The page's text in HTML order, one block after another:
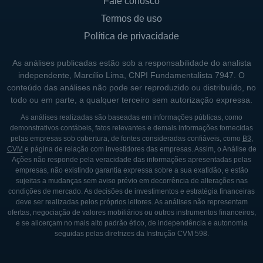
empresa tem se concentrado em aquisições
estratégicas de instituições de ensino,
diversificando seu portfólio de cursos. Essa
estratégia de crescimento ajudou a YDUQS
a se consolidar como uma referência na
buscando inovações e melhorias em suas
metodologias e processos de ensino.
Nos últimos anos, a YDUQS tem investido
fortemente em tecnologia para melhorar a
experiência de aprendizado, focando em
ambientes virtuais de aprendizado e
plataformas digitais que facilitam o acesso
Termos de uso
Política de privacidade
As análises publicadas estão sob a responsabilidade do analista
independente, Marcílio Lima, CNPI Fundamentalista 7947. O
conteúdo das análises não pode ser reproduzido ou distribuído, no
todo ou em parte, a qualquer terceiro sem autorização expressa.
As análises realizadas são baseadas em informações públicas, como
demonstrativos contábeis, fatos relevantes e demais informações fornecidas
pelas empresas sob cobertura, de fontes consideradas confiáveis, como B3,
CVM e página de relação com investidores das empresas. Assim, o Análise de
Ações não responde pela veracidade das informações apresentadas pelas
empresas, não existindo garantia expressa sobre a sua exatidão, e estão
sujeitas a mudanças sem aviso prévio em decorrência de alterações nas
condições de mercado. As decisões de investimentos e estratégia financeiras
deve ser realizadas pelos próprios leitores. As análises não representam
ofertas, negociação de valores mobiliários ou outros instrumentos financeiros,
e se alicerçam no mais alto padrão ético, de independência e autonomia
seguidas pelas diretrizes da Instrução CVM 598.